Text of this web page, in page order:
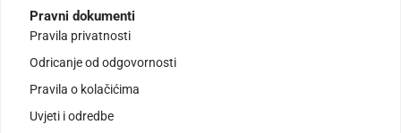
Pravni dokumenti
Pravila privatnosti
Odricanje od odgovornosti
Pravila o kolačićima
Uvjeti i odredbe